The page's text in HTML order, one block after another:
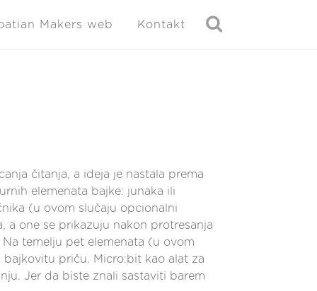
Makers web Kontakt
čitanja, a ideja je nastala prema
elemenata bajke: junaka ili
(u ovom slučaju opcionalni
a one se prikazuju nakon protresanja
temelju pet elemenata (u ovom
priču. Micro:bit kao alat za
Jer da biste znali sastaviti barem